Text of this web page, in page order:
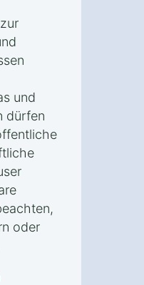
und
dürfen
oder